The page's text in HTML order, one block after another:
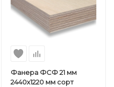
Фанера ФСФ 21 мм
2440х1220 мм сорт